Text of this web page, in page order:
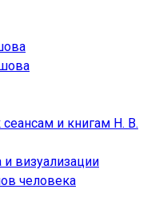
и книгам Н. В.
и визуализации
человека